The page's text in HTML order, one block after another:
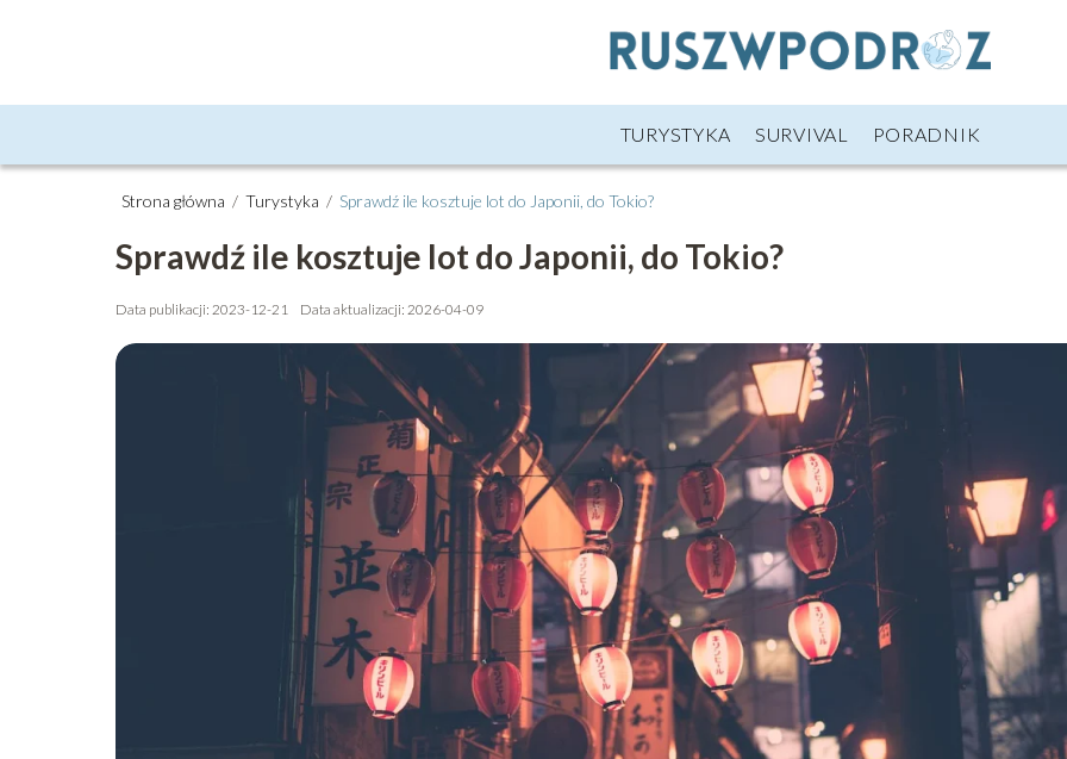
TURYSTYKA SURVIVAL PORADNIK
Strona główna / Turystyka / Sprawdź ile kosztuje lot do Japonii, do Tokio?
Sprawdź ile kosztuje lot do Japonii, do Tokio?
Data publikacji: 2023-12-21 Data aktualizacji: 2026-04-09